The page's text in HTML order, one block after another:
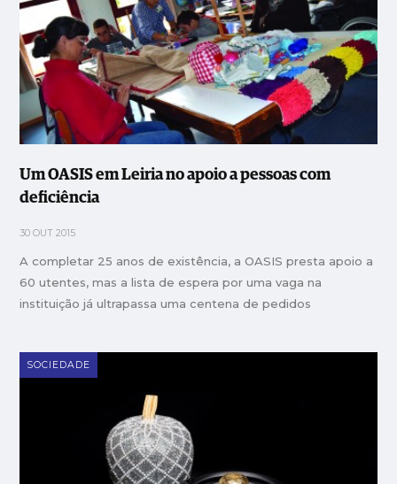
Um OASIS em Leiria no apoio a pessoas com
deficiência
30 OUT 2015
A completar 25 anos de existência, a OASIS presta apoio a
60 utentes, mas a lista de espera por uma vaga na
instituição já ultrapassa uma centena de pedidos
SOCIEDADE